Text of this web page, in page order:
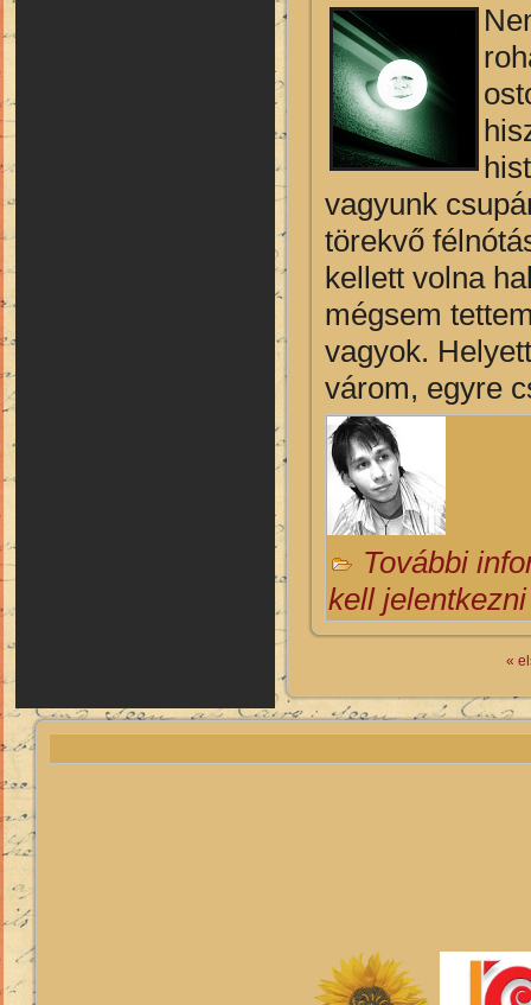
vagyunk
törekvő
kellett volna
mégsem
vagyok.
várom, egyre
További
kell jelentkezni
«